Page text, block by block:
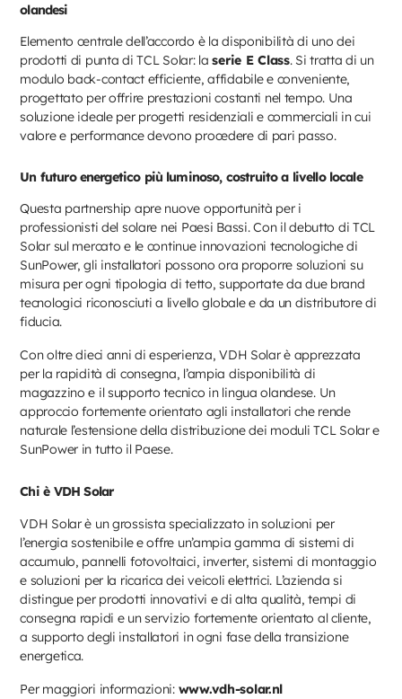
olandesi
Elemento centrale dell’accordo è la disponibilità di uno dei
prodotti di punta di TCL Solar: laserie E Class. Si tratta di un
modulo back-contact efficiente, affidabile e conveniente,
progettato per offrire prestazioni costanti nel tempo. Una
soluzione ideale per progetti residenziali e commerciali in cui
valore e performance devono procedere di pari passo.
Un futuro energetico più luminoso, costruito a livello locale
Questa partnership apre nuove opportunità per i
professionisti del solare nei Paesi Bassi. Con il debutto di TCL
Solar sul mercato e le continue innovazioni tecnologiche di
SunPower, gli installatori possono ora proporre soluzioni su
misura per ogni tipologia di tetto, supportate da due brand
tecnologici riconosciuti a livello globale e da un distributore di
fiducia.
Con oltre dieci anni di esperienza, VDH Solar è apprezzata
per la rapidità di consegna, l’ampia disponibilità di
magazzino e il supporto tecnico in lingua olandese. Un
approccio fortemente orientato agli installatori che rende
naturale l’estensione della distribuzione dei moduli TCL Solar e
SunPower in tutto il Paese.
Chi è VDH Solar
VDH Solar è un grossista specializzato in soluzioni per
l’energia sostenibile e offre un’ampia gamma di sistemi di
accumulo, pannelli fotovoltaici, inverter, sistemi di montaggio
e soluzioni per la ricarica dei veicoli elettrici. L’azienda si
distingue per prodotti innovativi e di alta qualità, tempi di
consegna rapidi e un servizio fortemente orientato al cliente,
a supporto degli installatori in ogni fase della transizione
energetica.
Per maggiori informazioni: www.vdh-solar.nl